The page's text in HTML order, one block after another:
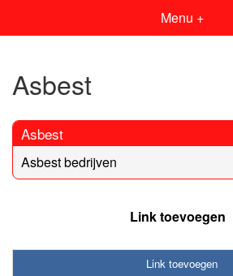
Menu +
Asbest
Asbest
Asbest bedrijven
Link toevoegen
Link toevoegen